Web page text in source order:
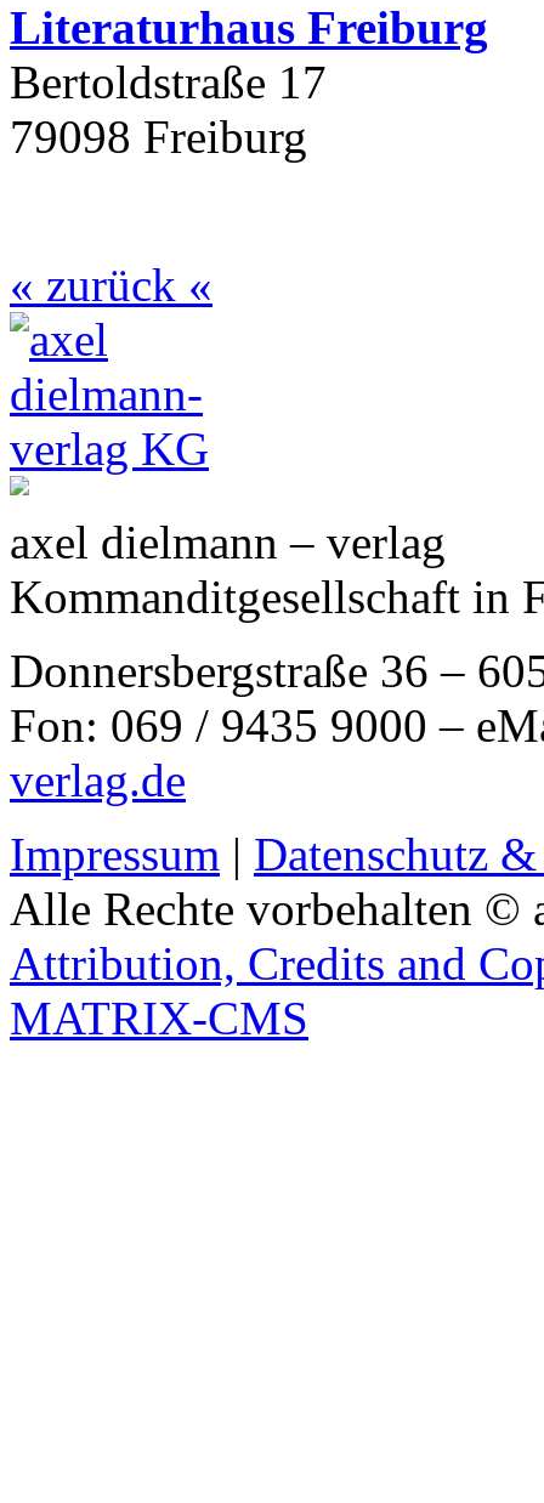
Literaturhaus Freiburg
Bertoldstraße 17
79098 Freiburg
« zurück «
axel dielmann – verlag
Kommanditgesellschaft in
Donnersbergstraße 36 –
Fon: 069 / 9435 9000 –
verlag.de
Impressum | Datenschutz
Alle Rechte vorbehalten ©
Attribution, Credits and
MATRIX-CMS